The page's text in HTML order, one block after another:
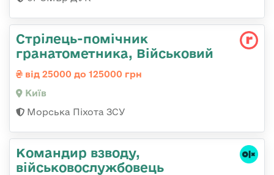
Стрілець-помічник
гранатометника, Військовий
від 25000 до 125000 грн
Київ
Морська Піхота ЗСУ
Командир взводу,
військовослужбовець